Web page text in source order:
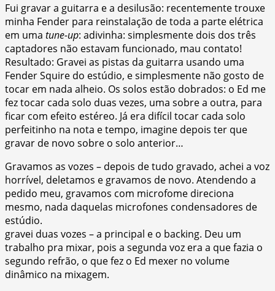
Fui gravar a guitarra e a desilusão: recentemente trouxe
minha Fender para reinstalação de toda a parte elétrica
em uma tune-up: adivinha: simplesmente dois dos três
captadores não estavam funcionado, mau contato!
Resultado: Gravei as pistas da guitarra usando uma
Fender Squire do estúdio, e simplesmente não gosto de
tocar em nada alheio. Os solos estão dobrados: o Ed me
fez tocar cada solo duas vezes, uma sobre a outra, para
ficar com efeito estéreo. Já era difícil tocar cada solo
perfeitinho na nota e tempo, imagine depois ter que
gravar de novo sobre o solo anterior…
Gravamos as vozes – depois de tudo gravado, achei a voz
horrível, deletamos e gravamos de novo. Atendendo a
pedido meu, gravamos com microfome direciona
mesmo, nada daquelas microfones condensadores de
estúdio.
gravei duas vozes – a principal e o backing. Deu um
trabalho pra mixar, pois a segunda voz era a que fazia o
segundo refrão, o que fez o Ed mexer no volume
dinâmico na mixagem.